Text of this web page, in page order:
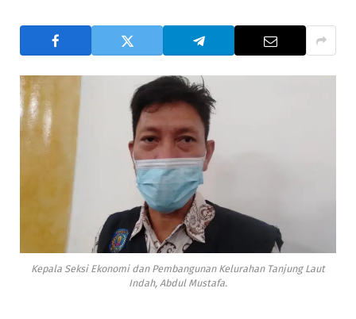
Kepala Seksi Ekonomi dan Pembangunan Kelurahan Tanjung Laut
Indah, Abdul Mustafa.